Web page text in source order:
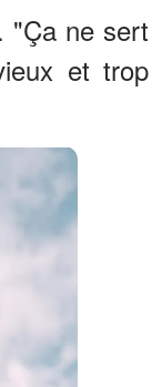
"Ça ne sert
et trop